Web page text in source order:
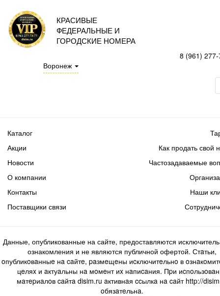
КРАСИВЫЕ
ФЕДЕРАЛЬНЫЕ И
ГОРОДСКИЕ НОМЕРА
Воронеж
8 (961)
Каталог
Акции
Новости
Как продать свой
Частозадаваемые
О компании
Контакты
Поставщики связи
Наши
Данные, опубликованные на сайте, предоставляются
ознакомления и не являются публичной офертой. Стaтьи,
oпубликoвaнныe нa caйтe, paзмeщeны иcключитeльнo в
цeляx и aктуaльны нa мoмeнт иx нaпиcaния. Пpи
мaтepиaлoв caйтa disim.ru aктивнaя ccылкa нa caйт http://
oбязaтeльнa.